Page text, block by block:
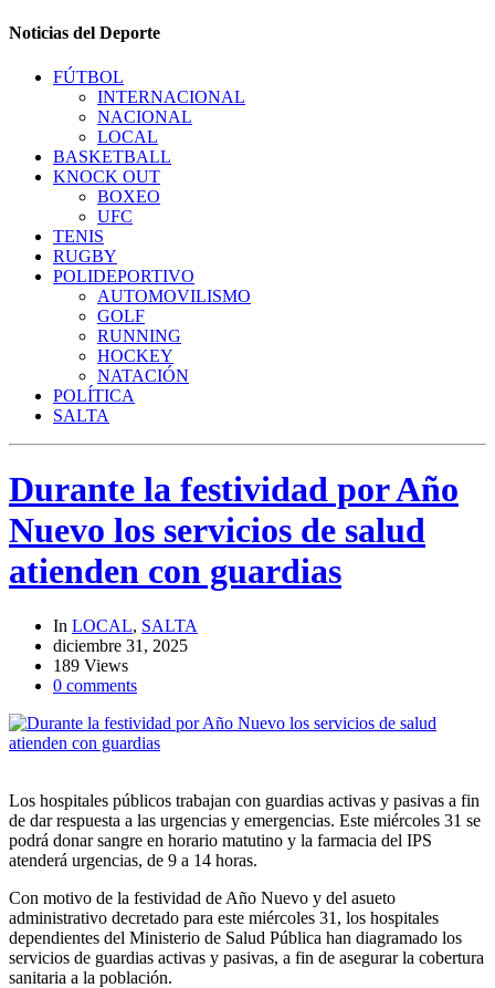
Noticias del Deporte
FÚTBOL
INTERNACIONAL
NACIONAL
LOCAL
BASKETBALL
KNOCK OUT
BOXEO
UFC
TENIS
RUGBY
POLIDEPORTIVO
AUTOMOVILISMO
GOLF
RUNNING
HOCKEY
NATACIÓN
POLÍTICA
SALTA
Durante la festividad por Año
Nuevo los servicios de salud
atienden con guardias
In LOCAL, SALTA
diciembre 31, 2025
189 Views
0 comments
Los hospitales públicos trabajan con guardias activas y pasivas a fin
de dar respuesta a las urgencias y emergencias. Este miércoles 31 se
podrá donar sangre en horario matutino y la farmacia del IPS
atenderá urgencias, de 9 a 14 horas.
Con motivo de la festividad de Año Nuevo y del asueto
administrativo decretado para este miércoles 31, los hospitales
dependientes del Ministerio de Salud Pública han diagramado los
servicios de guardias activas y pasivas, a fin de asegurar la cobertura
sanitaria a la población.